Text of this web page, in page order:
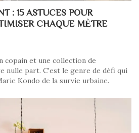
: 15 ASTUCES POUR
CHAQUE MÈTRE
copain et une collection de
nulle part. C'est le genre de défi qui
Kondo de la survie urbaine.